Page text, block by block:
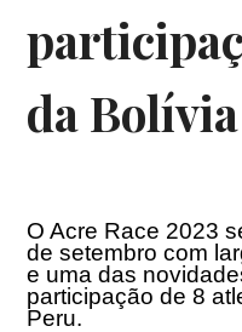
da
O Acre Race 2023
de setembro com
e uma das
participação de 8
Peru.